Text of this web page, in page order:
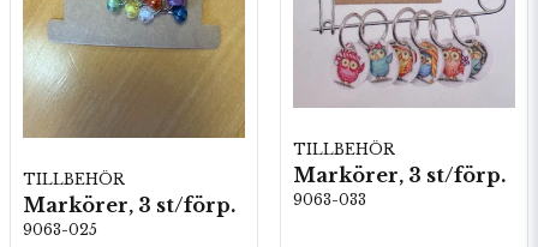
TILLBEHÖR
Markörer, 3 st/förp.
9063-025
TILLBEHÖR
Markörer, 3 st/förp.
9063-033